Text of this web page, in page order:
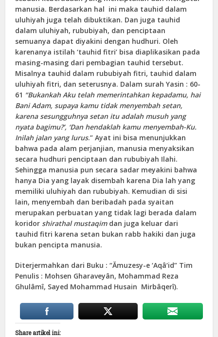
manusia. Berdasarkan hal ini maka tauhid dalam
uluhiyah juga telah dibuktikan. Dan juga tauhid
dalam uluhiyah, rububiyah, dan penciptaan
semuanya dapat diyakini dengan hudhuri. Oleh
karenanya istilah ‘tauhid fitri’ bisa diaplikasikan pada
masing-masing dari pembagian tauhid tersebut.
Misalnya tauhid dalam rububiyah fitri, tauhid dalam
uluhiyah fitri, dan seterusnya. Dalam surah Yasin : 60-
61 “Bukankah Aku telah memerintahkan kepadamu, hai
Bani Adam, supaya kamu tidak menyembah setan,
karena sesungguhnya setan itu adalah musuh yang
nyata bagimu?’, ‘Dan hendaklah kamu menyembah-Ku.
Inilah jalan yang lurus.” Ayat ini bisa menunjukkan
bahwa pada alam perjanjian, manusia menyaksikan
secara hudhuri penciptaan dan rububiyah Ilahi.
Sehingga manusia pun secara sadar meyakini bahwa
hanya Dia yang layak disembah karena Dia lah yang
memiliki uluhiyah dan rububiyah. Kemudian di sisi
lain, menyembah dan beribadah pada syaitan
merupakan perbuatan yang tidak lagi berada dalam
koridor shirathal mustaqimdan juga keluar dari
tauhid fitri karena setan bukan rabb hakiki dan juga
bukan pencipta manusia.
Diterjermahkan dari Buku : “Ămuzesy-e ‘Aqâ‘id” Tim
Penulis : Mohsen Gharaveyân, Mohammad Reza
Ghulâmî, Sayed Mohammad Husain Mirbâqerî).
Share artikel ini: